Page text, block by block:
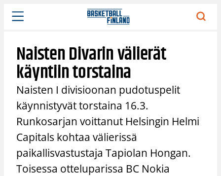
Siirry
sisältöön
Naisten Divarin välierät
käyntiin torstaina
Naisten I divisioonan pudotuspelit
käynnistyvät torstaina 16.3.
Runkosarjan voittanut Helsingin Helmi
Capitals kohtaa välierissä
paikallisvastustaja Tapiolan Hongan.
Toisessa otteluparissa BC Nokia